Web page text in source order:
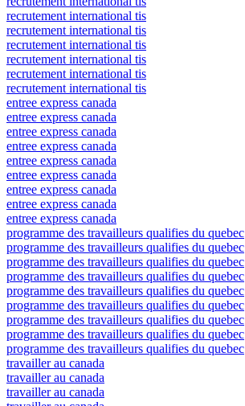
recrutement international tis
recrutement international tis
recrutement international tis
recrutement international tis
recrutement international tis
recrutement international tis
entree express canada
entree express canada
entree express canada
entree express canada
entree express canada
entree express canada
entree express canada
entree express canada
entree express canada
programme des travailleurs qualifies du quebec
programme des travailleurs qualifies du quebec
programme des travailleurs qualifies du quebec
programme des travailleurs qualifies du quebec
programme des travailleurs qualifies du quebec
programme des travailleurs qualifies du quebec
programme des travailleurs qualifies du quebec
programme des travailleurs qualifies du quebec
programme des travailleurs qualifies du quebec
travailler au canada
travailler au canada
travailler au canada